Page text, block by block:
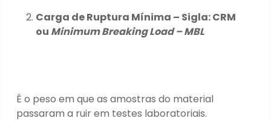
Carga de Ruptura Mínima – Sigla: CRM
ou Minimum Breaking Load – MBL
É o peso em que as amostras do material
passaram a ruir em testes laboratoriais.